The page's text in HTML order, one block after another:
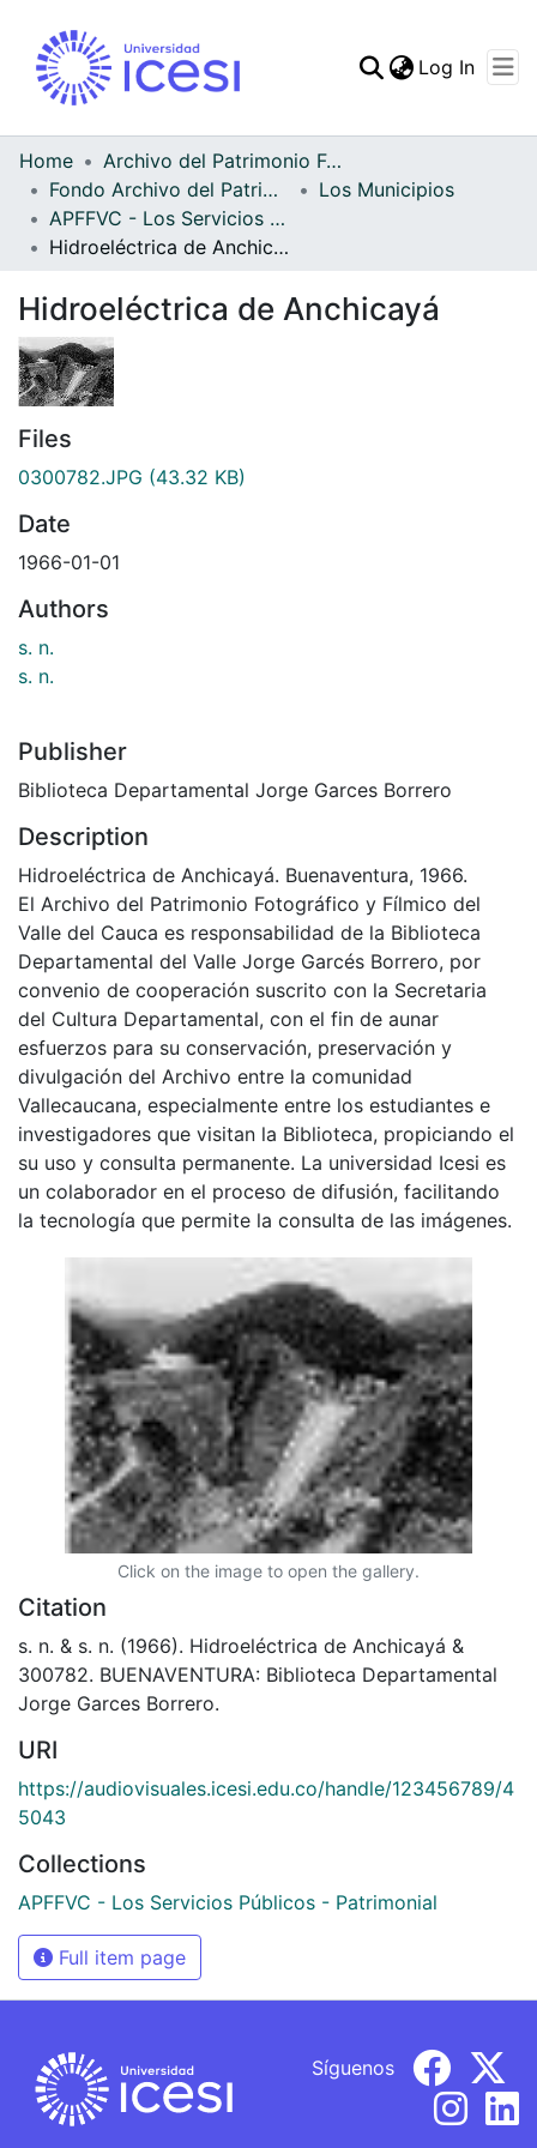
Statistics
Log In
Home
Archivo del Patrimonio Fotográfico y Fílmico del Valle del Cauca
Fondo Archivo del Patrimonio Fotográfico y Fílmico del Valle del Cauca
Los Municipios
APFFVC - Los Servicios Públicos - Patrimonial
Hidroeléctrica de Anchicayá
Hidroeléctrica de Anchicayá
Files
0300782.JPG (43.32 KB)
Date
1966-01-01
Authors
s. n.
s. n.
Publisher
Biblioteca Departamental Jorge Garces Borrero
Description
Hidroeléctrica de Anchicayá. Buenaventura, 1966.
El Archivo del Patrimonio Fotográfico y Fílmico del
Valle del Cauca es responsabilidad de la Biblioteca
Departamental del Valle Jorge Garcés Borrero, por
convenio de cooperación suscrito con la Secretaria
del Cultura Departamental, con el fin de aunar
esfuerzos para su conservación, preservación y
divulgación del Archivo entre la comunidad
Vallecaucana, especialmente entre los estudiantes e
investigadores que visitan la Biblioteca, propiciando el
su uso y consulta permanente. La universidad Icesi es
un colaborador en el proceso de difusión, facilitando
la tecnología que permite la consulta de las imágenes.
Click on the image to open the gallery.
Citation
s. n. & s. n. (1966). Hidroeléctrica de Anchicayá &
300782. BUENAVENTURA: Biblioteca Departamental
Jorge Garces Borrero.
URI
https://audiovisuales.icesi.edu.co/handle/123456789/4
5043
Collections
APFFVC - Los Servicios Públicos - Patrimonial
Full item page
Síguenos